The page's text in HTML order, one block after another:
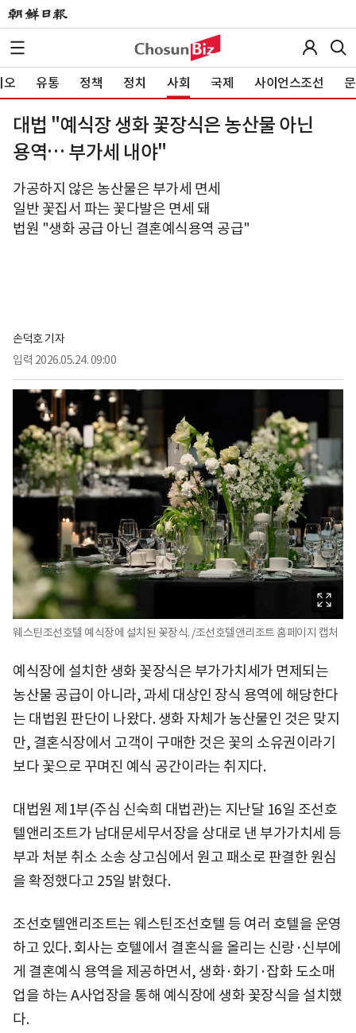
오 유통 정책 정치 사회 국제 사이언스조선
대법 "예식장 생화 꽃장식은 농산물 아닌
용역… 부가세 내야"
가공하지 않은 농산물은 부가세 면세
일반 꽃집서 파는 꽃다발은 면세 돼
법원 "생화 공급 아닌 결혼예식용역 공급"
손덕호 기자
입력 2026.05.24. 09:00
웨스틴조선호텔 예식장에 설치된 꽃장식. /조선호텔앤리조트 홈페이지 캡처
예식장에 설치한 생화 꽃장식은 부가가치세가 면제되는
농산물 공급이 아니라, 과세 대상인 장식 용역에 해당한다
는 대법원 판단이 나왔다. 생화 자체가 농산물인 것은 맞지
만, 결혼식장에서 고객이 구매한 것은 꽃의 소유권이라기
보다 꽃으로 꾸며진 예식 공간이라는 취지다.
대법원 제1부(주심 신숙희 대법관)는 지난달 16일 조선호
텔앤리조트가 남대문세무서장을 상대로 낸 부가가치세 등
부과 처분 취소 소송 상고심에서 원고 패소로 판결한 원심
을 확정했다고 25일 밝혔다.
조선호텔앤리조트는 웨스틴조선호텔 등 여러 호텔을 운영
하고 있다. 회사는 호텔에서 결혼식을 올리는 신랑·신부에
게 결혼예식 용역을 제공하면서, 생화·화기·잡화 도소매
업을 하는 A사업장을 통해 예식장에 생화 꽃장식을 설치했
다.